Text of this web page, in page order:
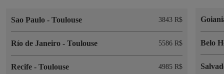
Sao Paulo - Toulouse 3843 R$
Río de Janeiro - Toulouse 5586 R$
Recife - Toulouse 4985 R$
Belo